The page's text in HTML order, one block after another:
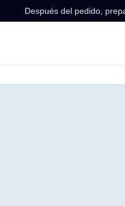
Después del pedido,